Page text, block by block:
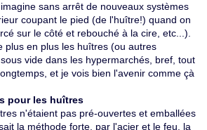
sans arrêt de nouveaux systèmes
coupant le pied (de l'huître!) quand on
sur le côté et rebouché à la cire, etc...).
plus en plus les huîtres (ou autres
vide dans les hypermarchés, bref, tout
et je vois bien l'avenir comme çà
pour les huîtres
n'étaient pas pré-ouvertes et emballées
la méthode forte, par l'acier et le feu, la